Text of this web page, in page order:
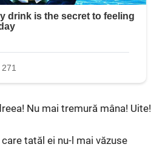
Nu mai tremură mâna! Uite!
tatăl ei nu-l mai văzuse